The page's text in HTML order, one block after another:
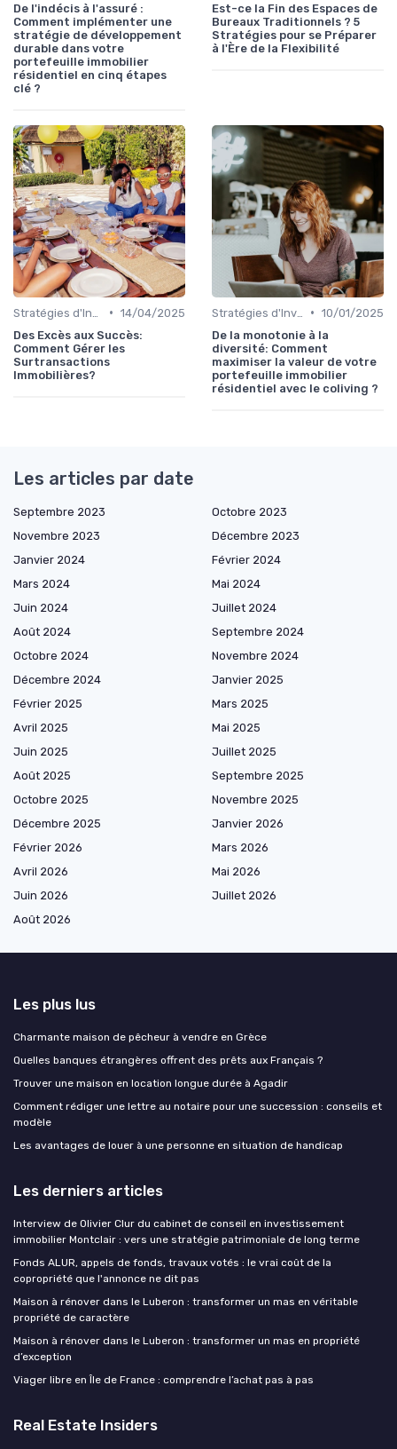
De l'indécis à l'assuré :
Comment implémenter une
stratégie de développement
durable dans votre
portefeuille immobilier
résidentiel en cinq étapes
clé ?
Est-ce la Fin des Espaces de
Bureaux Traditionnels ? 5
Stratégies pour se Préparer
à l'Ère de la Flexibilité
• 14/04/2025
Des Excès aux Succès:
Comment Gérer les
Surtransactions
Immobilières?
• 10/01/2025
De la monotonie à la
diversité: Comment
maximiser la valeur de votre
portefeuille immobilier
résidentiel avec le coliving ?
Les articles par date
Septembre 2023
Octobre 2023
Novembre 2023
Décembre 2023
Janvier 2024
Février 2024
Mars 2024
Mai 2024
Juin 2024
Juillet 2024
Août 2024
Septembre 2024
Octobre 2024
Novembre 2024
Décembre 2024
Janvier 2025
Février 2025
Mars 2025
Avril 2025
Mai 2025
Juin 2025
Juillet 2025
Août 2025
Septembre 2025
Octobre 2025
Novembre 2025
Décembre 2025
Janvier 2026
Février 2026
Mars 2026
Avril 2026
Mai 2026
Juin 2026
Juillet 2026
Août 2026
Les plus lus
Charmante maison de pêcheur à vendre en Grèce
Quelles banques étrangères offrent des prêts aux Français ?
Trouver une maison en location longue durée à Agadir
Comment rédiger une lettre au notaire pour une succession : conseils et
modèle
Les avantages de louer à une personne en situation de handicap
Les derniers articles
Interview de Olivier Clur du cabinet de conseil en investissement
immobilier Montclair : vers une stratégie patrimoniale de long terme
Fonds ALUR, appels de fonds, travaux votés : le vrai coût de la
copropriété que l'annonce ne dit pas
Maison à rénover dans le Luberon : transformer un mas en véritable
propriété de caractère
Maison à rénover dans le Luberon : transformer un mas en propriété
d’exception
Viager libre en Île de France : comprendre l’achat pas à pas
Real Estate Insiders